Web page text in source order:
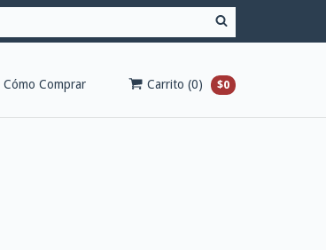
Carrito (0) $0
Cómo Comprar